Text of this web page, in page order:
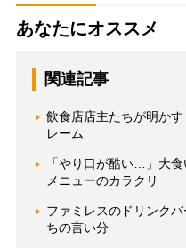
あなたにオススメ
関連記事
飲食店店主たちが明か
レーム
「やり口が酷い…」大
メニューのカラクリ
ファミレスのドリンク
ちの言い分